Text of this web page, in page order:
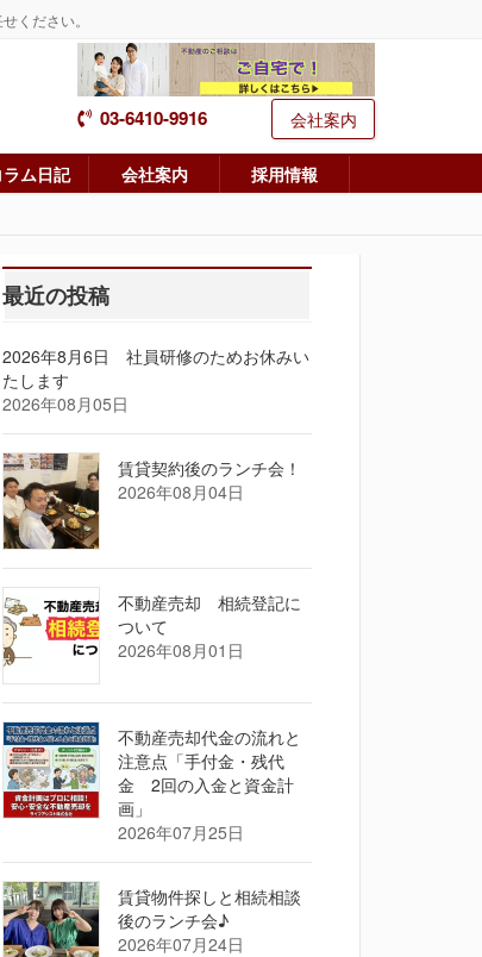
ください。
03-6410-9916 会社案内
ム日記 会社案内 採用情報
最近の投稿
2026年8月6日 社員研修のためお休みい
たします
2026年08月05日
賃貸契約後のランチ会！
2026年08月04日
不動産売却 相続登記に
ついて
2026年08月01日
不動産売却代金の流れと
注意点「手付金・残代
金 2回の入金と資金計
画」
2026年07月25日
賃貸物件探しと相続相談
後のランチ会♪
2026年07月24日